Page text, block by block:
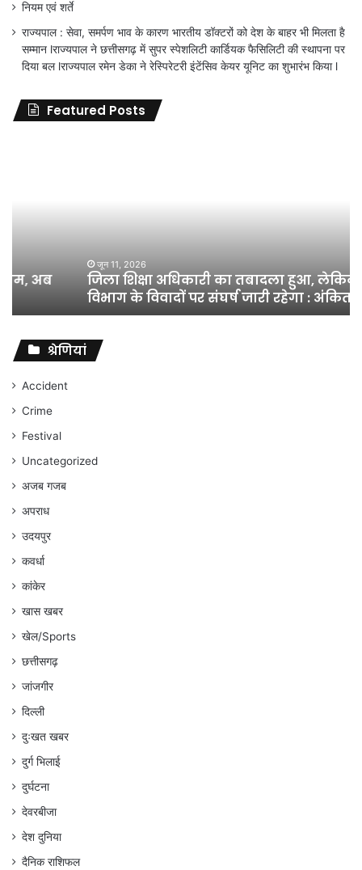
नियम एवं शर्ते
राज्यपाल : सेवा, समर्पण भाव के कारण भारतीय डॉक्टरों को देश के बाहर भी मिलता है
सम्मान lराज्यपाल ने छत्तीसगढ़ में सुपर स्पेशलिटी कार्डियक फैसिलिटी की स्थापना पर
दिया बल lराज्यपाल रमेन डेका ने रेस्पिरेटरी इंटेंसिव केयर यूनिट का शुभारंभ किया l
Featured Posts
विभाग
विवादों
संघर्ष
जारी
रहेगा
अंकित
गौरहा
जिला शिक्षा अधिकारी का तबादला हुआ, लेकिन शिक्षा
विभाग के विवादों पर संघर्ष जारी रहेगा : अंकित गौरहा
श्रेणियां
Accident
Crime
Festival
Uncategorized
अजब गजब
अपराध
उदयपुर
कवर्धा
कांकेर
खास खबर
खेल/Sports
छत्तीसगढ़
जांजगीर
दिल्ली
दुःखत खबर
दुर्ग भिलाई
दुर्घटना
देवरबीजा
देश दुनिया
दैनिक राशिफल